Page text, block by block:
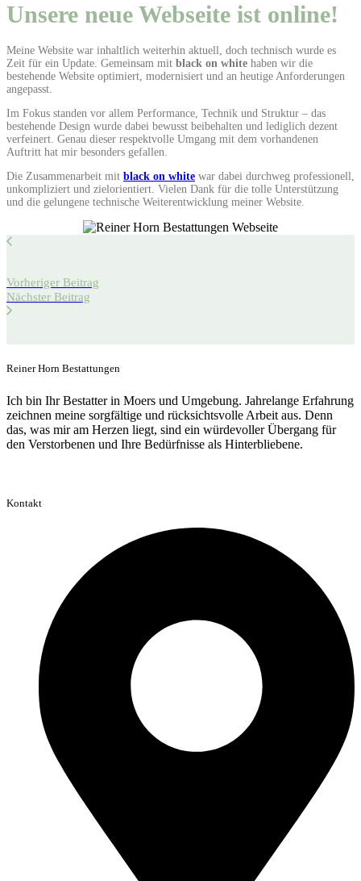
Unsere neue Webseite ist online!
Meine Website war inhaltlich weiterhin aktuell, doch technisch wurde es
Zeit für ein Update. Gemeinsam mit black on white haben wir die
bestehende Website optimiert, modernisiert und an heutige Anforderungen
angepasst.
Im Fokus standen vor allem Performance, Technik und Struktur – das
bestehende Design wurde dabei bewusst beibehalten und lediglich dezent
verfeinert. Genau dieser respektvolle Umgang mit dem vorhandenen
Auftritt hat mir besonders gefallen.
Die Zusammenarbeit mit black on white war dabei durchweg professionell,
unkompliziert und zielorientiert. Vielen Dank für die tolle Unterstützung
und die gelungene technische Weiterentwicklung meiner Website.
Vorheriger Beitrag
Nächster Beitrag
Reiner Horn Bestattungen
Ich bin Ihr Bestatter in Moers und Umgebung. Jahrelange Erfahrung
zeichnen meine sorgfältige und rücksichtsvolle Arbeit aus. Denn
das, was mir am Herzen liegt, sind ein würdevoller Übergang für
den Verstorbenen und Ihre Bedürfnisse als Hinterbliebene.
Kontakt